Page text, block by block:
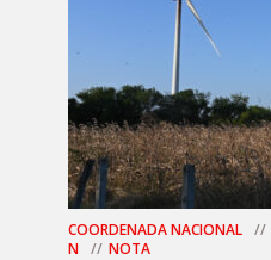
COORDENADA NACIONAL
N
NOTA